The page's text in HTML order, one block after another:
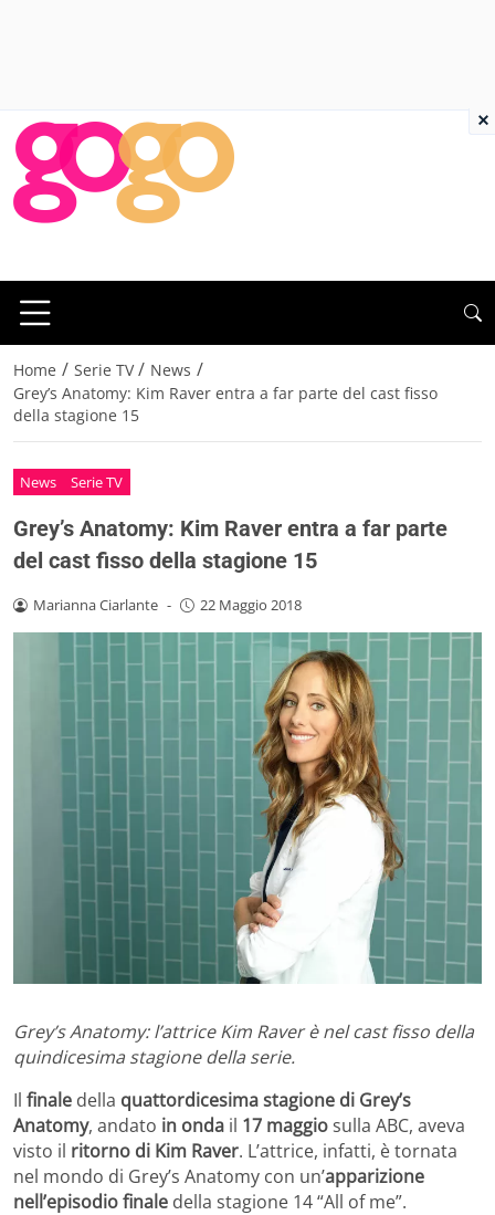
Home / Serie TV / News /
Grey’s Anatomy: Kim Raver entra a far parte del cast fisso
della stagione 15
News Serie TV
Grey’s Anatomy: Kim Raver entra a far parte
del cast fisso della stagione 15
Marianna Ciarlante - 22 Maggio 2018
Grey’s Anatomy: l’attrice Kim Raver è nel cast fisso della
quindicesima stagione della serie.
Il finale della quattordicesima stagione di Grey’s
Anatomy, andato in onda il 17 maggiosulla ABC, aveva
visto il ritorno di Kim Raver. L’attrice, infatti, è tornata
nel mondo di Grey’s Anatomy con un’apparizione
nell’episodio finale della stagione 14 “All of me”.
×